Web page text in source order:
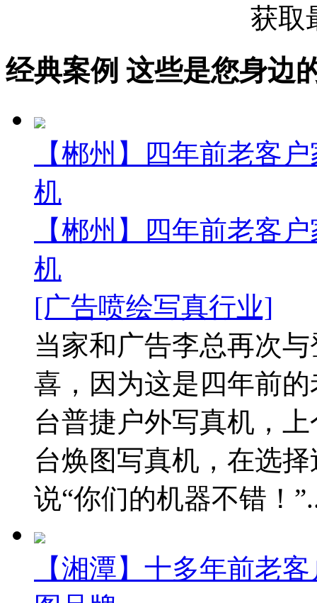
获取
经典案例 这些是您身边
【郴州】四年前老客
机
【郴州】四年前老客
机
[广告喷绘写真行业]
当家和广告李总再次
喜，因为这是四年前
台普捷户外写真机，
台焕图写真机，在选
说“你们的机器不错！
【湘潭】十多年前老